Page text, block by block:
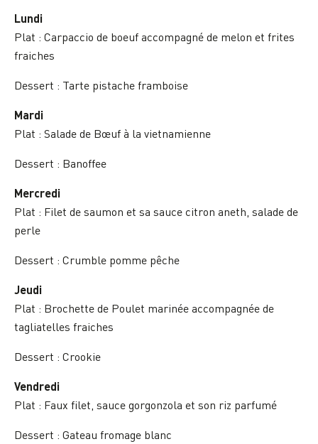
Lundi
Plat : Carpaccio de boeuf accompagné de melon et frites
fraiches
Dessert : Tarte pistache framboise
Mardi
Plat : Salade de Bœuf à la vietnamienne
Dessert : Banoffee
Mercredi
Plat : Filet de saumon et sa sauce citron aneth, salade de
perle
Dessert : Crumble pomme pêche
Jeudi
Plat : Brochette de Poulet marinée accompagnée de
tagliatelles fraiches
Dessert : Crookie
Vendredi
Plat : Faux filet, sauce gorgonzola et son riz parfumé
Dessert : Gateau fromage blanc